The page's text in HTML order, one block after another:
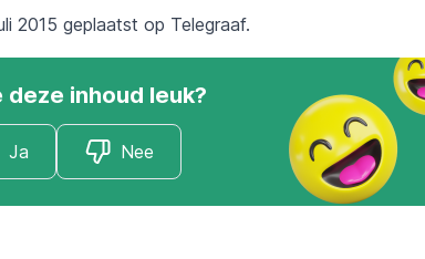
2015 geplaatst op Telegraaf.
deze inhoud leuk?
Ja Nee